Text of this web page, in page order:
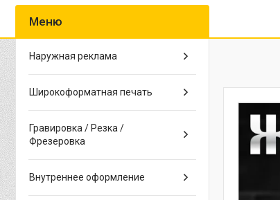
Наружная реклама
Широкоформатная печать
Гравировка / Резка /
Фрезеровка
Внутреннее оформление